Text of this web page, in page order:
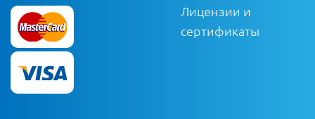
Лицензии и
сертификаты